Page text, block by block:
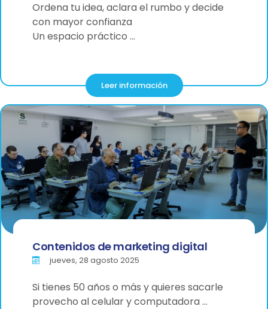
Ordena tu idea, aclara el rumbo y decide
con mayor confianza
Un espacio práctico …
Leer información
Contenidos de marketing digital
jueves, 28 agosto 2025
Si tienes 50 años o más y quieres sacarle
provecho al celular y computadora …